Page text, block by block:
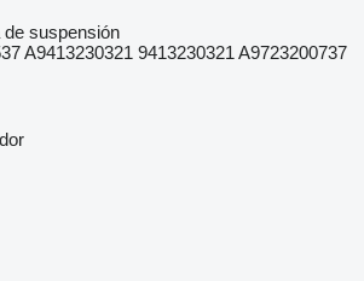
suspensión
A9413230321 9413230321 A9723200737